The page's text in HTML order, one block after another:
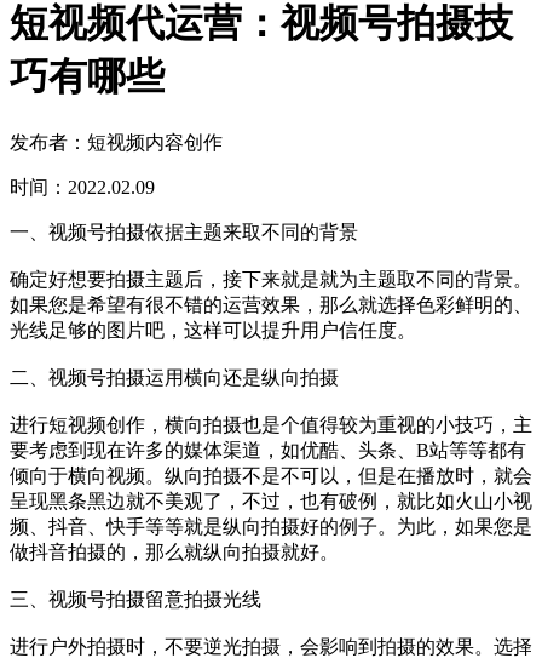
短视频代运营：视频号拍摄技
巧有哪些
发布者：短视频内容创作
时间：2022.02.09
一、视频号拍摄依据主题来取不同的背景
确定好想要拍摄主题后，接下来就是就为主题取不同的背景。
如果您是希望有很不错的运营效果，那么就选择色彩鲜明的、
光线足够的图片吧，这样可以提升用户信任度。
二、视频号拍摄运用横向还是纵向拍摄
进行短视频创作，横向拍摄也是个值得较为重视的小技巧，主
要考虑到现在许多的媒体渠道，如优酷、头条、B站等等都有
倾向于横向视频。纵向拍摄不是不可以，但是在播放时，就会
呈现黑条黑边就不美观了，不过，也有破例，就比如火山小视
频、抖音、快手等等就是纵向拍摄好的例子。为此，如果您是
做抖音拍摄的，那么就纵向拍摄就好。
三、视频号拍摄留意拍摄光线
进行户外拍摄时，不要逆光拍摄，会影响到拍摄的效果。选择